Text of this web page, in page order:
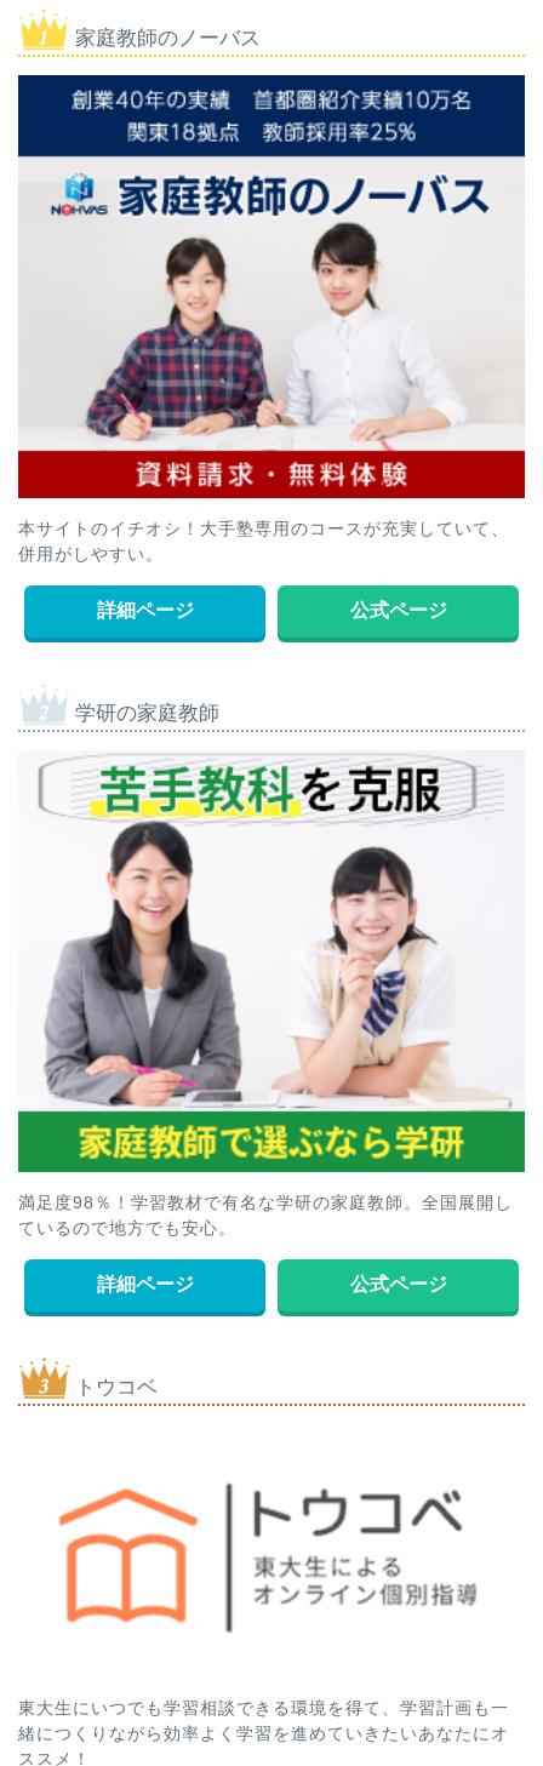
家庭教師のノーバス
本サイトのイチオシ！大手塾専用のコースが充実していて、
併用がしやすい。
詳細ページ 公式ページ
学研の家庭教師
満足度98％！学習教材で有名な学研の家庭教師。全国展開し
ているので地方でも安心。
詳細ページ 公式ページ
トウコベ
東大生にいつでも学習相談できる環境を得て、学習計画も一
緒につくりながら効率よく学習を進めていきたいあなたにオ
ススメ！